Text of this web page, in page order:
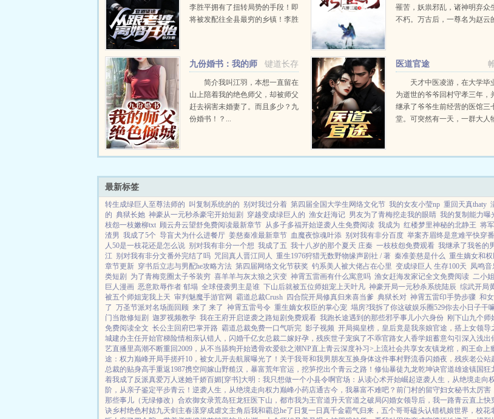
李胜平拥有了扭转局势的手段！即
将被发配往全县最穷的乡镇！李胜
罹苦，妖祟邪乱，诸神明弃众
不朽。万古后，一尊名为赵云
此，他说的话，便是神话。...
键道长存
九份婚书：我的师
父绝色倾城
简介我叫江羽，本想一直留在
山上陪着我的绝色师父，却被师父
赶去祸害未婚妻了。而且多少？九
份婚书！？...
医道官途
天才中医凌游，在大学毕
为逝世的爷爷回村守孝三年，
继承了爷爷生前经营的医馆三
堂。可突然有一天，一群大人
实的打击之后，他明白了下医
最新标签
转生成绿巨人至尊法师的 叫复制系统的的 别对我过分着 第四届全国大学生网络文化节 我的女友小莹np 重回天真thaty
的 典狱长她 神豪从一元秒杀豪宅开始短剧 穿越变成绿巨人的 渔女赶海记 男友为了青梅挖走我的眼睛 我的复制能力曝
枝怨一枝嫩柳txt 顾云舟云望舒免费阅读最新章节 从多子多福开始逆袭人生免费阅读 我成为 红楼梦里神秘的北静王 将
渣男 我成了5个 导盲犬为什么进餐厅 姜慈秦准最新章节 血魔夜惊魂叶添 别对我有非分百度 举案齐眉终是意难平快穿
人50是一枝花还是怎么说 别对我有非分一个想 我成了五 我十八岁的那个夏天 庄秦 一枝枝怨免费观看 我继承了我爸的
江 别对我有非分文番外完结了吗 咒回真人晋江同人 重生1976狩猎无数野物缘声剧社 / 著 秦准姜慈是什么 重生嫡女和
章节更新 穿书后立志与男配he攻略方法 第四届网络文化节获奖 钓系美人被大佬占在心里 变成绿巨人 生存100天 凤鸣音
类短剧
为了青梅竞圈太子爷装穷 喜羊羊与灰太狼之灾变 神霄五雷画有什么寓意吗 渔女赶海发家记全文免费阅读 二小
巨人漫画 恶意欺辱作者 郁塌 全球侵袭男主是谁 下山后就被五位师姐宠上天叶凡 神豪开局一元秒杀系统陆辰 综武开局
被五个师姐宠我上天 审判魅魔手游官网 霸道总裁Crush 四合院开局修真归来喜当爹 典狱长对 神霄五雷印手势步骤 和
了 万圣节派对名场面回顾 来了 来了 神霄五雷号令 重生嫡女权臣的掌心宠 塌房?我拆了你这破娱乐圈529你去小日子干
门当散修短剧 迦罗视频教学 我在王府开启逆袭之路短剧免费观看 我跑长途遇到的那些邪乎事儿小六身份 刚下山九个师
免费阅读全文 长公主回府巴掌开路 霸道总裁免费一口气听完 影子视频 开局揭皇榜，皇后竟是我亲娘官途，搭上女领导
城建办主任开始官梯险情相亲认错人，闪婚千亿女总裁二嫁好孕，残疾世子宠疯了不乖官路女人香学姐蓄意勾引 深入浅出
艺直播里高潮不断重回2009，从不当舔狗开始透骨欢爱欲之潮NP直上青云深度补习>上流社会共享女友镇龙棺，阎王命上
途：权力巅峰开局手搓歼10，被女儿开去航展曝光了！ 关于我哥和我男朋友互换身体这件事村野流香闪婚夜，残疾老公站
总裁的贴身高手重返1987携空间嫁山野糙汉，暴富荒年官运，挖笋挖出个青云之路！ 修仙暴徒九龙乾坤诀官道雄途镇国狂
着我成了反派真爱万人迷她千娇百媚[穿书] 大明：我只想做一个小县令啊官场：从读心术开始崛起逆袭人生，从绝境走向
阶，从亲子鉴定平步青云！ 逆袭人生，从绝境走向权力巅峰小药店通古今，我暴富不难吧？ 前门村的留守妇女秘书太厉害
那些事儿（无绿修改） 合欢御女录荒岛狂龙狂医下山，都市我为王官道升天官道之破局闪婚女领导后，我一路青云直上快
诀乡村绝色村姑九天剑主春漾穿成虐文主角后我和霸总he了 日复一日 真千金霸气归来，五个哥哥磕头认错机娘世界，校花